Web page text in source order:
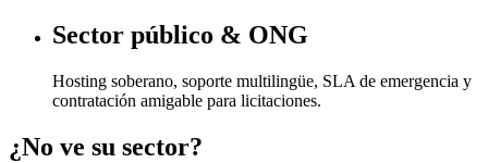
Sector público & ONG
Hosting soberano, soporte multilingüe, SLA de emergencia y
contratación amigable para licitaciones.
¿No ve su sector?